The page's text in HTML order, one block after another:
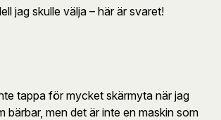
jag skulle välja – här är svaret!
tappa för mycket skärmyta när jag
men det är inte en maskin som